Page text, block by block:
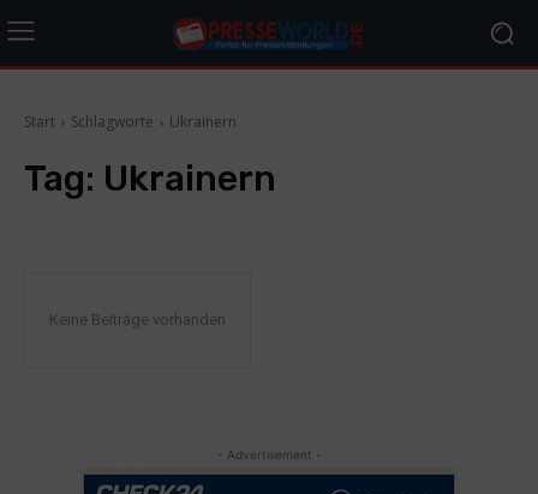
Start Schlagworte Ukrainern
Tag: Ukrainern
Keine Beiträge vorhanden
- Advertisement -